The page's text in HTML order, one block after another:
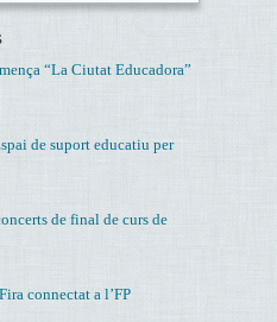
“La Ciutat Educadora”
de suport educatiu per
de final de curs de
connectat a l’FP